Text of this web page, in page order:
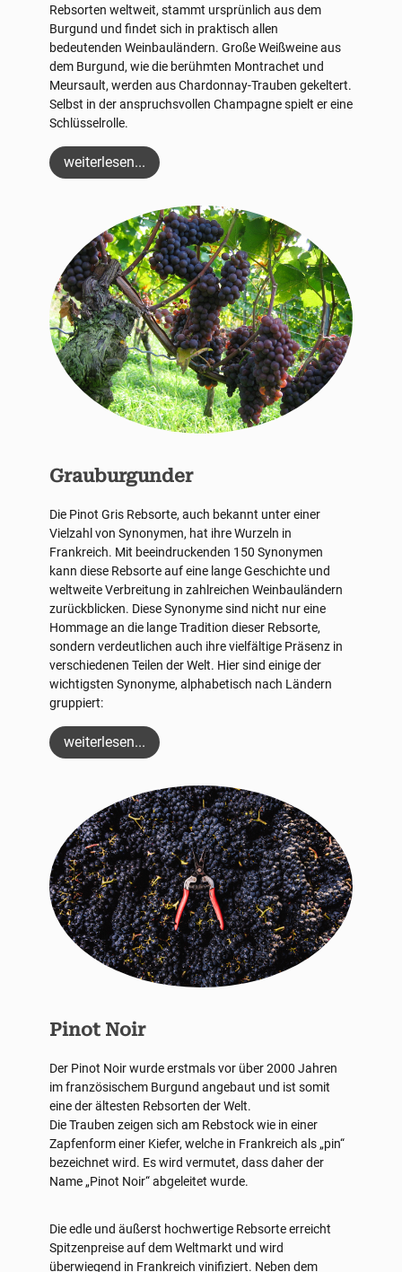
Rebsorten weltweit, stammt ursprünlich aus dem
Burgund und findet sich in praktisch allen
bedeutenden Weinbauländern. Große Weißweine aus
dem Burgund, wie die berühmten Montrachet und
Meursault, werden aus Chardonnay-Trauben gekeltert.
Selbst in der anspruchsvollen Champagne spielt er eine
Schlüsselrolle.
weiterlesen...
Grauburgunder
Die Pinot Gris Rebsorte, auch bekannt unter einer
Vielzahl von Synonymen, hat ihre Wurzeln in
Frankreich. Mit beeindruckenden 150 Synonymen
kann diese Rebsorte auf eine lange Geschichte und
weltweite Verbreitung in zahlreichen Weinbauländern
zurückblicken. Diese Synonyme sind nicht nur eine
Hommage an die lange Tradition dieser Rebsorte,
sondern verdeutlichen auch ihre vielfältige Präsenz in
verschiedenen Teilen der Welt. Hier sind einige der
wichtigsten Synonyme, alphabetisch nach Ländern
gruppiert:
weiterlesen...
Pinot Noir
Der Pinot Noir wurde erstmals vor über 2000 Jahren
im französischem Burgund angebaut und ist somit
eine der ältesten Rebsorten der Welt.
Die Trauben zeigen sich am Rebstock wie in einer
Zapfenform einer Kiefer, welche in Frankreich als „pin“
bezeichnet wird. Es wird vermutet, dass daher der
Name „Pinot Noir“ abgeleitet wurde.
Die edle und äußerst hochwertige Rebsorte erreicht
Spitzenpreise auf dem Weltmarkt und wird
überwiegend in Frankreich vinifiziert. Neben dem